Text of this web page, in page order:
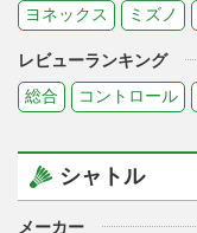
ヨネックス
ミズノ
レビューランキング
総合
コントロール
シャトル
メーカー